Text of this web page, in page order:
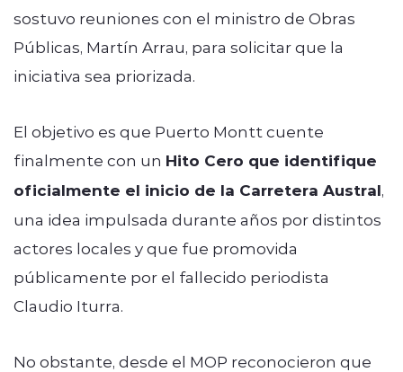
sostuvo reuniones con el ministro de Obras
Públicas, Martín Arrau, para solicitar que la
iniciativa sea priorizada.
El objetivo es que Puerto Montt cuente
finalmente con un Hito Cero que identifique
oficialmente el inicio de la Carretera Austral,
una idea impulsada durante años por distintos
actores locales y que fue promovida
públicamente por el fallecido periodista
Claudio Iturra.
No obstante, desde el MOP reconocieron que